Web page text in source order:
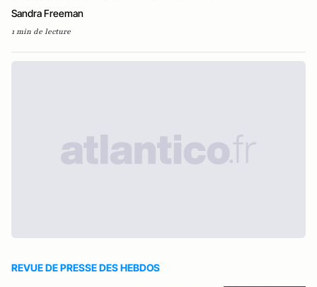
Sandra Freeman
1 min de lecture
REVUE DE PRESSE DES HEBDOS